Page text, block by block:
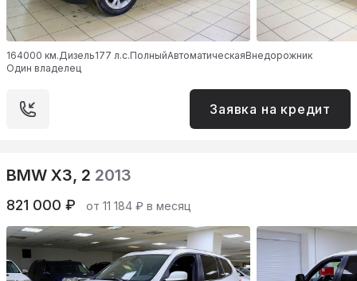
164000 км. Дизель177 л.с.ПолныйАвтоматическаяВнедорожник
Один владелец
Заявка на кредит
BMW X3, 2 2013
821 000 ₽ от 11 184 ₽ в месяц